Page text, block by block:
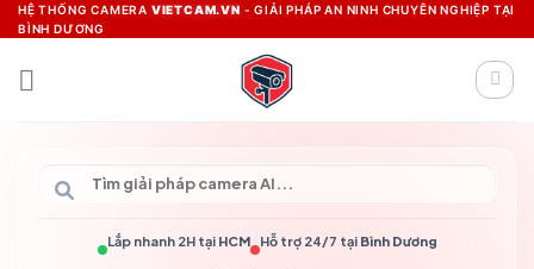
Skip
to
content
HỆ THỐNG CAMERA VIETCAM.VN - GIẢI PHÁP AN NINH CHUYÊN NGHIỆP TẠI
BÌNH DƯƠNG
Lắp nhanh 2H tại HCM Hỗ trợ 24/7 tại Bình Dương